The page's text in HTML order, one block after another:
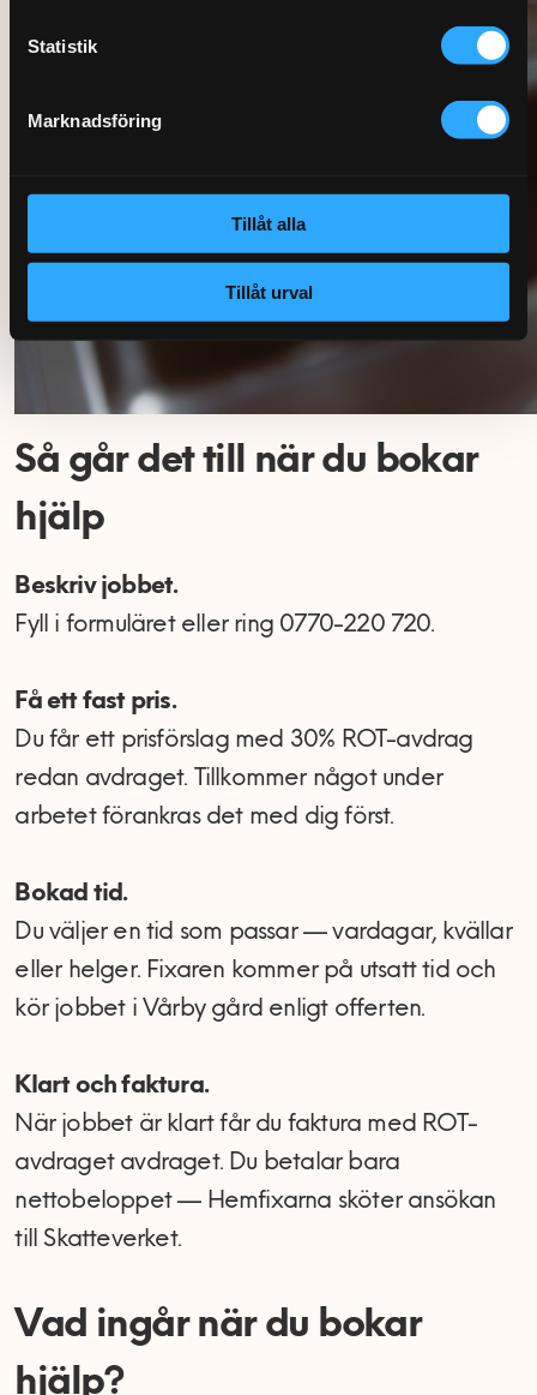
Statistik
Marknadsföring
Tillåt alla
Tillåt urval
Så går det till när du bokar
hjälp
Beskriv jobbet.
Fyll i formuläret eller ring 0770-220 720.
Få ett fast pris.
Du får ett prisförslag med 30% ROT-avdrag
redan avdraget. Tillkommer något under
arbetet förankras det med dig först.
Bokad tid.
Du väljer en tid som passar — vardagar, kvällar
eller helger. Fixaren kommer på utsatt tid och
kör jobbet i Vårby gård enligt offerten.
Klart och faktura.
När jobbet är klart får du faktura med ROT-
avdraget avdraget. Du betalar bara
nettobeloppet — Hemfixarna sköter ansökan
till Skatteverket.
Vad ingår när du bokar
hjälp?